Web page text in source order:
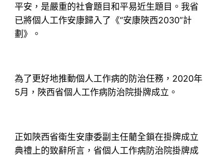
平安，是嚴重的社會題目和平易近生題目。我省
已將個人工作安康歸入了《“安康陜西2030”計
劃》。
為了更好地推動個人工作病的防治任務，2020年
5月，陜西省個人工作病防治院掛牌成立。
正如陜西省衛生安康委副主任藺全鎖在掛牌成立
典禮上的致辭所言，省個人工作病防治院掛牌成